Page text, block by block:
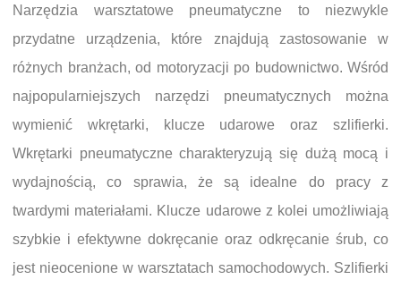
Narzędzia warsztatowe pneumatyczne to niezwykle
przydatne urządzenia, które znajdują zastosowanie w
różnych branżach, od motoryzacji po budownictwo. Wśród
najpopularniejszych narzędzi pneumatycznych można
wymienić wkrętarki, klucze udarowe oraz szlifierki.
Wkrętarki pneumatyczne charakteryzują się dużą mocą i
wydajnością, co sprawia, że są idealne do pracy z
twardymi materiałami. Klucze udarowe z kolei umożliwiają
szybkie i efektywne dokręcanie oraz odkręcanie śrub, co
jest nieocenione w warsztatach samochodowych. Szlifierki